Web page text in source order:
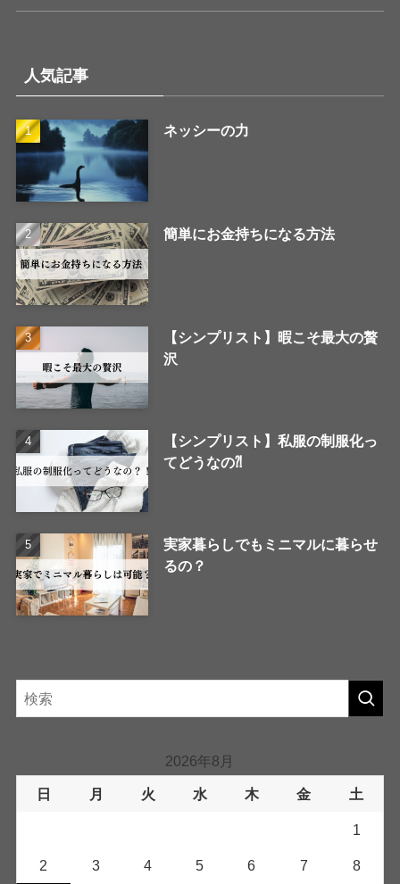
人気記事
ネッシーの力
簡単にお金持ちになる方法
【シンプリスト】暇こそ最大の贅
沢
【シンプリスト】私服の制服化っ
てどうなの⁈
実家暮らしでもミニマルに暮らせ
るの？
2026年8月
日 月 火 水 木 金 土
1
2 3 4 5 6 7 8